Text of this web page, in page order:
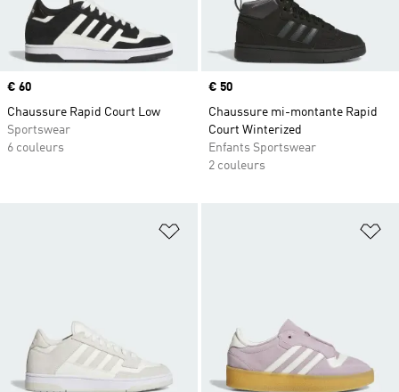
Prix
€ 60
Chaussure Rapid Court Low
Sportswear
6 couleurs
Prix
€ 50
Chaussure mi-montante Rapid
Court Winterized
Enfants Sportswear
2 couleurs
Ajouter à la Liste de produits